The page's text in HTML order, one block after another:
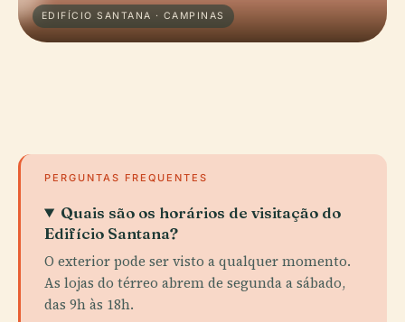
EDIFÍCIO SANTANA · CAMPINAS
PERGUNTAS FREQUENTES
Quais são os horários de visitação do
Edifício Santana?
O exterior pode ser visto a qualquer momento.
As lojas do térreo abrem de segunda a sábado,
das 9h às 18h.